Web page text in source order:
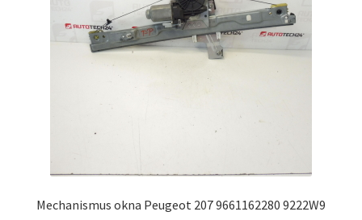
Mechanismus okna Peugeot 207 9661162280 9222W9